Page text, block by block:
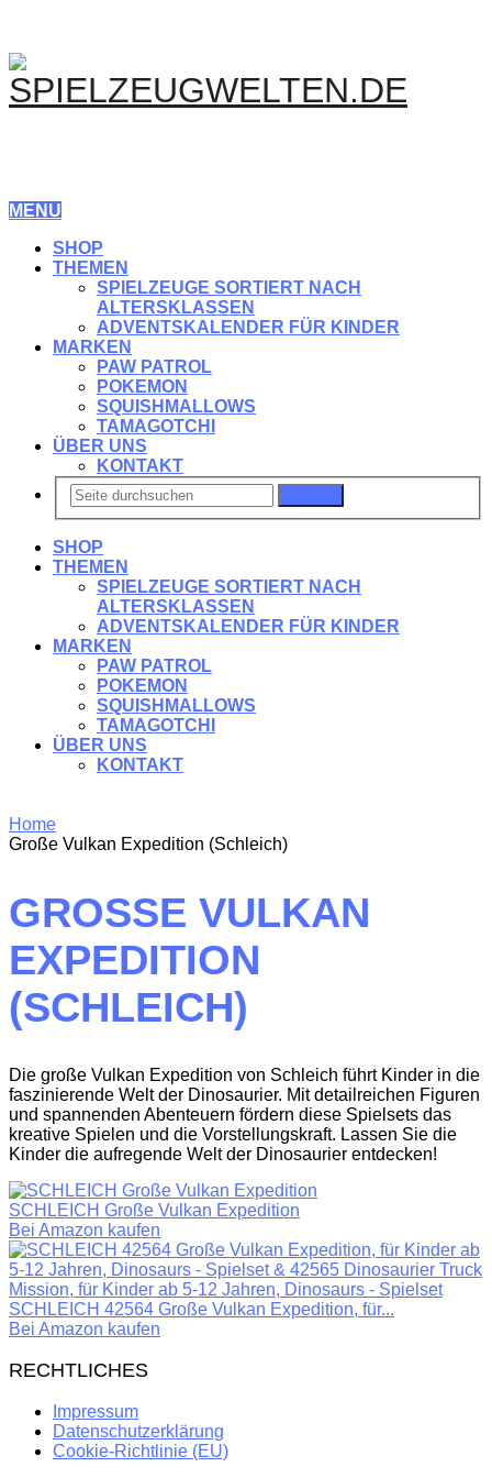
MENU
SHOP
THEMEN
SPIELZEUGE SORTIERT NACH
ALTERSKLASSEN
ADVENTSKALENDER FÜR KINDER
MARKEN
PAW PATROL
POKEMON
SQUISHMALLOWS
TAMAGOTCHI
ÜBER UNS
KONTAKT
SHOP
THEMEN
SPIELZEUGE SORTIERT NACH
ALTERSKLASSEN
ADVENTSKALENDER FÜR KINDER
MARKEN
PAW PATROL
POKEMON
SQUISHMALLOWS
TAMAGOTCHI
ÜBER UNS
KONTAKT
Home
Große Vulkan Expedition (Schleich)
GROSSE VULKAN E
XPEDITION (
SCHLEICH)
Die große Vulkan Expedition von Schleich führt Kinder in die
faszinierende Welt der Dinosaurier. Mit detailreichen Figuren
und spannenden Abenteuern fördern diese Spielsets das
kreative Spielen und die Vorstellungskraft. Lassen Sie die
Kinder die aufregende Welt der Dinosaurier entdecken!
SCHLEICH Große Vulkan Expedition
Bei Amazon kaufen
SCHLEICH 42564 Große Vulkan Expedition, für...
Bei Amazon kaufen
RECHTLICHES
Impressum
Datenschutzerklärung
Cookie-Richtlinie (EU)